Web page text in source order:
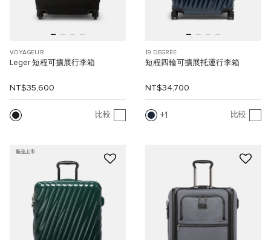
VOYAGEUR
Leger 短程可擴展行李箱
NT$35,600
比較
19 DEGREE
短程四輪可擴展托運行李箱
NT$34,700
1 比較
新品上市